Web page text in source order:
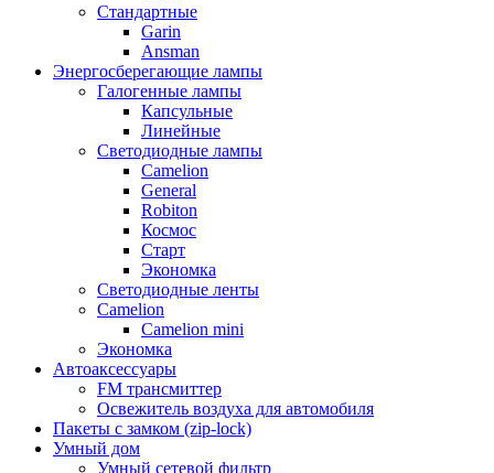
Стандартные
Garin
Ansman
Энергосберегающие лампы
Галогенные лампы
Капсульные
Линейные
Светодиодные лампы
Camelion
General
Robiton
Космос
Старт
Экономка
Светодиодные ленты
Camelion
Camelion mini
Экономка
Автоаксессуары
FM трансмиттер
Освежитель воздуха для автомобиля
Пакеты с замком (zip-lock)
Умный дом
Умный сетевой фильтр